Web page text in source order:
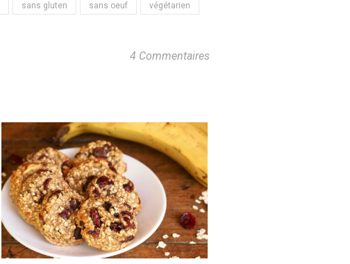
sans gluten sans oeuf
végétarien
4 Commentaires